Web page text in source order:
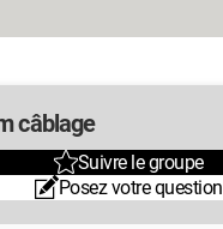
câblage
Suivre le groupe
Posez votre question